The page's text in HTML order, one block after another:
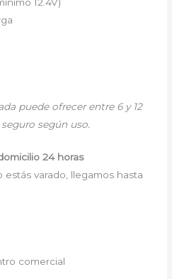
puede ofrecer entre 6 y 12
según uso.
24 horas
varado, llegamos hasta
comercial